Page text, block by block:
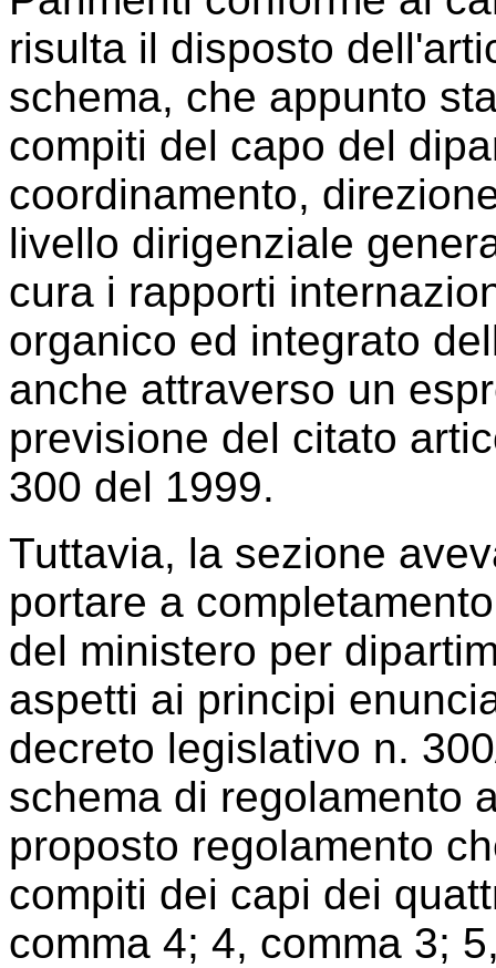
risulta il disposto
schema, che appunto
compiti del capo del
coordinamento,
livello dirigenziale
cura i rapporti
organico ed integrato
anche attraverso un
previsione del citato
300 del 1999.
Tuttavia, la sezione
portare a
del ministero per
aspetti ai principi
decreto legislativo n.
schema di regolamento
proposto regolamento
compiti dei capi dei
comma 4; 4, comma 3;